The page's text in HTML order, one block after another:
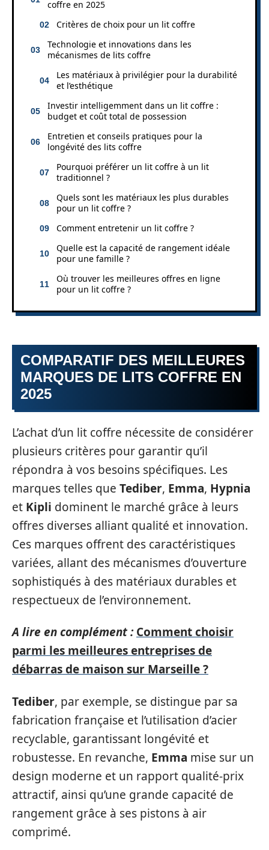
coffre en 2025
Critères de choix pour un lit coffre
Technologie et innovations dans les
mécanismes de lits coffre
Les matériaux à privilégier pour la durabilité
et l’esthétique
Investir intelligemment dans un lit coffre :
budget et coût total de possession
Entretien et conseils pratiques pour la
longévité des lits coffre
Pourquoi préférer un lit coffre à un lit
traditionnel ?
Quels sont les matériaux les plus durables
pour un lit coffre ?
Comment entretenir un lit coffre ?
Quelle est la capacité de rangement idéale
pour une famille ?
Où trouver les meilleures offres en ligne
pour un lit coffre ?
COMPARATIF DES MEILLEURES
MARQUES DE LITS COFFRE EN
2025
L’achat d’un lit coffre nécessite de considérer
plusieurs critères pour garantir qu’il
répondra à vos besoins spécifiques. Les
marques telles que Tediber, Emma, Hypnia
et Kipli dominent le marché grâce à leurs
offres diverses alliant qualité et innovation.
Ces marques offrent des caractéristiques
variées, allant des mécanismes d’ouverture
sophistiqués à des matériaux durables et
respectueux de l’environnement.
A lire en complément : Comment choisir
parmi les meilleures entreprises de
débarras de maison sur Marseille ?
Tediber, par exemple, se distingue par sa
fabrication française et l’utilisation d’acier
recyclable, garantissant longévité et
robustesse. En revanche, Emma mise sur un
design moderne et un rapport qualité-prix
attractif, ainsi qu’une grande capacité de
rangement grâce à ses pistons à air
comprimé.